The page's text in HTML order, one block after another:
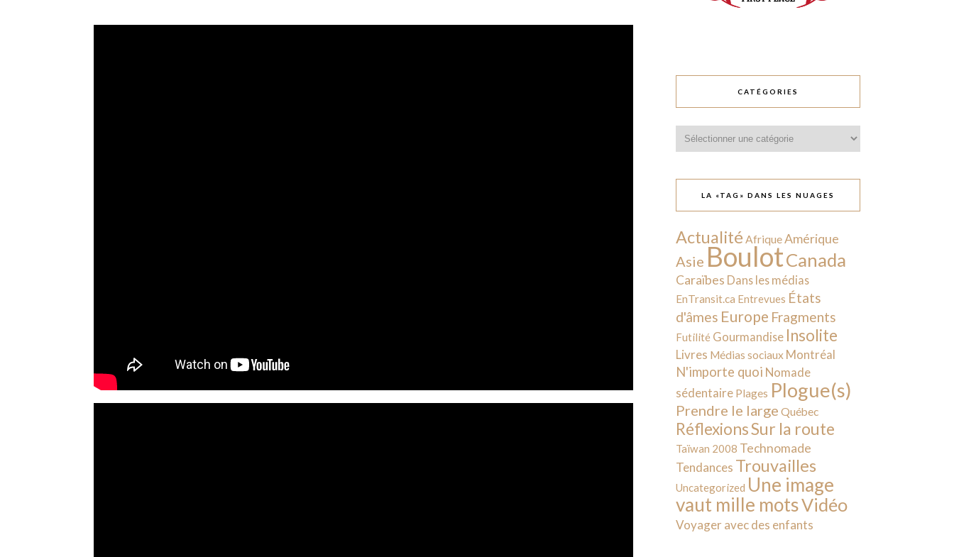
CATÉGORIES
LA «TAG» DANS LES NUAGES
Actualité AfriqueAmérique
Asie BoulotCanada
Caraïbes Dans les médias
EnTransit.ca Entrevues États
d'âmes Europe Fragments
Futilité Gourmandise Insolite
Livres Médias sociaux Montréal
N'importe quoi Nomade
sédentaire Plages Plogue(s)
Prendre le large Québec
RéflexionsSur la route
Taïwan 2008 Technomade
Tendances Trouvailles
Uncategorized Une image
vaut mille motsVidéo
Voyager avec des enfants